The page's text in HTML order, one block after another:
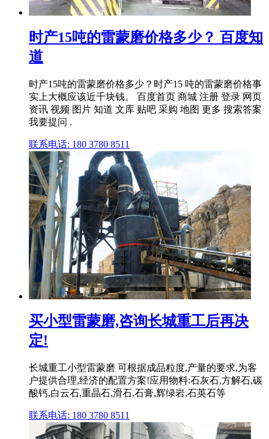
时产15吨的雷蒙磨价格多少？ 百度知
道
时产15吨的雷蒙磨价格多少？时产15 吨的雷蒙磨价格事
实上大概应该近千块钱。 百度首页 商城 注册 登录 网页
资讯 视频 图片 知道 文库 贴吧 采购 地图 更多 搜索答案
我要提问 .
联系电话: 180 3780 8511
买小型雷蒙磨,咨询长城重工后再决
定!
长城重工小型雷蒙磨 可根据成品粒度,产量的要求,为客
户提供合理,经济的配置方案!应用物料:石灰石,方解石,碳
酸钙,白云石,重晶石,滑石,石膏,辉绿岩,石英石等
联系电话: 180 3780 8511